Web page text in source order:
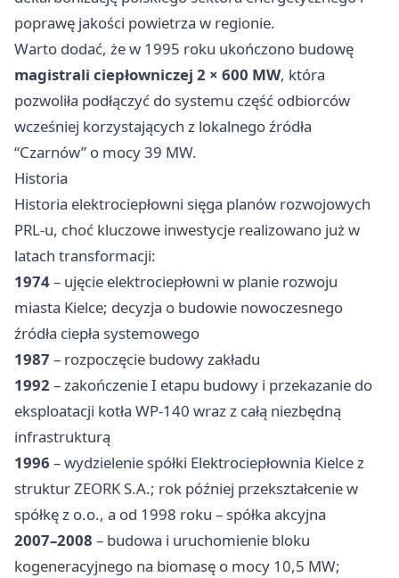
poprawę jakości powietrza w regionie.
Warto dodać, że w 1995 roku ukończono budowę
magistrali ciepłowniczej 2 × 600 MW, która
pozwoliła podłączyć do systemu część odbiorców
wcześniej korzystających z lokalnego źródła
“Czarnów” o mocy 39 MW.
Historia
Historia elektrociepłowni sięga planów rozwojowych
PRL-u, choć kluczowe inwestycje realizowano już w
latach transformacji:
1974– ujęcie elektrociepłowni w planie rozwoju
miasta Kielce; decyzja o budowie nowoczesnego
źródła ciepła systemowego
1987 – rozpoczęcie budowy zakładu
1992 – zakończenie I etapu budowy i przekazanie do
eksploatacji kotła WP-140 wraz z całą niezbędną
infrastrukturą
1996 – wydzielenie spółki Elektrociepłownia Kielce z
struktur ZEORK S.A.; rok później przekształcenie w
spółkę z o.o., a od 1998 roku – spółka akcyjna
2007–2008 – budowa i uruchomienie bloku
kogeneracyjnego na biomasę o mocy 10,5 MW;